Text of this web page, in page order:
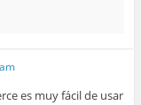
es muy fácil de usar